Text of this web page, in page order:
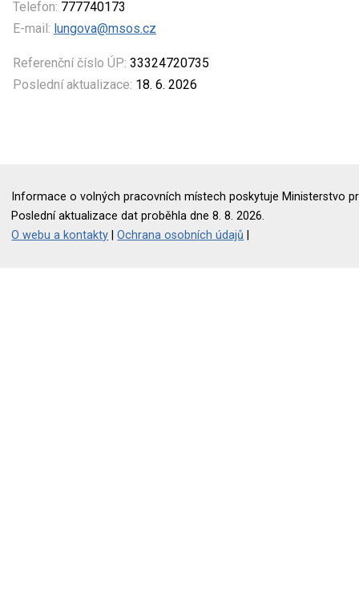
Telefon: 777740173
E-mail: lungova@msos.cz
Referenční číslo ÚP: 33324720735
Poslední aktualizace: 18. 6. 2026
Informace o volných pracovních místech poskytuje Ministerstvo
Poslední aktualizace dat proběhla dne 8. 8. 2026.
O webu a kontakty |Ochrana osobních údajů